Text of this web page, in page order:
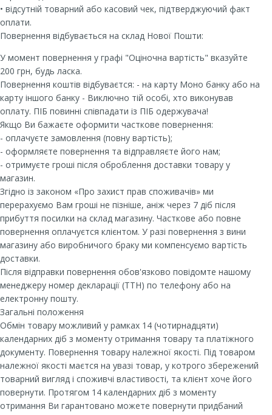
• відсутній товарний або касовий чек, підтверджуючий факт
оплати.
Повернення відбувається на склад Нової Пошти:
У момент повернення у графі "Оціночна вартість" вказуйте
200 грн, будь ласка.
Повернення коштів відбуваєтся: - на карту Моно банку або на
карту іншого банку - Виключно тій особі, хто виконував
оплату. ПІБ повинні співпадати із ПІБ одержувача!
Якщо Ви бажаєте оформити часткове повернення:
- оплачуєте замовлення (повну вартість);
- оформляєте повернення та відправляєте його нам;
- отримуєте гроші після оброблення доставки товару у
магазин.
Згідно із законом «Про захист прав споживачів» ми
перерахуємо Вам гроші не пізніше, аніж через 7 діб після
прибуття посилки на склад магазину. Часткове або повне
повернення оплачуєтся клієнтом. У разі повернення з вини
магазину або виробничого браку ми компенсуємо вартість
доставки.
Після відправки повернення обов'язково повідомте нашому
менеджеру номер декларації (ТТН) по телефону або на
електронну пошту.
Загальні положення
Обмін товару можливий у рамках 14 (чотирнадцяти)
календарних діб з моменту отримання товару та платіжного
документу. Повернення товару належної якості. Під товаром
належної якості маєтся на увазі товар, у котрого збережений
товарний вигляд і споживчі властивості, та клієнт хоче його
повернути. Протягом 14 календарних діб з моменту
отримання Ви гарантовано можете повернути придбаний